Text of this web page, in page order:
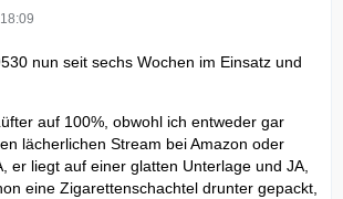
nun seit sechs Wochen im Einsatz und
auf 100%, obwohl ich entweder gar
lächerlichen Stream bei Amazon oder
er liegt auf einer glatten Unterlage und JA,
eine Zigarettenschachtel drunter gepackt,